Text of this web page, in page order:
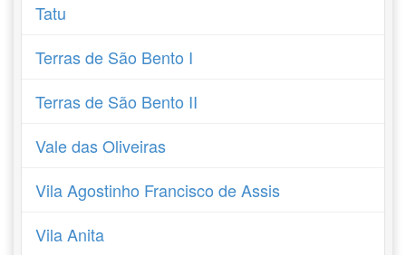
Tatu
Terras de São Bento I
Terras de São Bento II
Vale das Oliveiras
Vila Agostinho Francisco de Assis
Vila Anita